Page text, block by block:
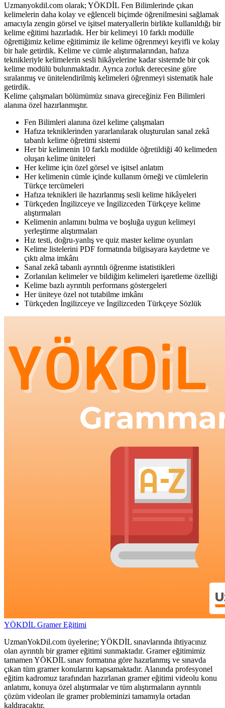
Uzmanyokdil.com olarak; YÖKDİL Fen Bilimlerinde çıkan
kelimelerin daha kolay ve eğlenceli biçimde öğrenilmesini sağlamak
amacıyla zengin görsel ve işitsel materyallerin birlikte kullanıldığı bir
kelime eğitimi hazırladık. Her bir kelimeyi 10 farklı modülle
öğrettiğimiz kelime eğitimimiz ile kelime öğrenmeyi keyifli ve kolay
bir hale getirdik. Kelime ve cümle alıştırmalarından, hafıza
teknikleriyle kelimelerin sesli hikâyelerine kadar sistemde bir çok
kelime modülü bulunmaktadır. Ayrıca zorluk derecesine göre
sıralanmış ve ünitelendirilmiş kelimeleri öğrenmeyi sistematik hale
getirdik.
Kelime çalışmaları bölümümüz sınava gireceğiniz Fen Bilimleri
alanına özel hazırlanmıştır.
Fen Bilimleri alanına özel kelime çalışmaları
Hafıza tekniklerinden yararlanılarak oluşturulan sanal zekâ
tabanlı kelime öğretimi sistemi
Her bir kelimenin 10 farklı modülde öğretildiği 40 kelimeden
oluşan kelime üniteleri
Her kelime için özel görsel ve işitsel anlatım
Her kelimenin cümle içinde kullanım örneği ve cümlelerin
Türkçe tercümeleri
Hafıza teknikleri ile hazırlanmış sesli kelime hikâyeleri
Türkçeden İngilizceye ve İngilizceden Türkçeye kelime
alıştırmaları
Kelimenin anlamını bulma ve boşluğa uygun kelimeyi
yerleştirme alıştırmaları
Hız testi, doğru-yanlış ve quiz master kelime oyunları
Kelime listelerini PDF formatında bilgisayara kaydetme ve
çıktı alma imkânı
Sanal zekâ tabanlı ayrıntılı öğrenme istatistikleri
Zorlanılan kelimeler ve bildiğim kelimeleri işaretleme özelliği
Kelime bazlı ayrıntılı performans göstergeleri
Her üniteye özel not tutabilme imkânı
Türkçeden İngilizceye ve İngilizceden Türkçeye Sözlük
YÖKDİL Gramer Eğitimi
UzmanYokDil.com üyelerine; YÖKDİL sınavlarında ihtiyacınız
olan ayrıntılı bir gramer eğitimi sunmaktadır. Gramer eğitimimiz
tamamen YÖKDİL sınav formatına göre hazırlanmış ve sınavda
çıkan tüm gramer konularını kapsamaktadır. Alanında profesyonel
eğitim kadromuz tarafından hazırlanan gramer eğitimi videolu konu
anlatımı, konuya özel alıştırmalar ve tüm alıştırmaların ayrıntılı
çözüm videoları ile gramer probleminizi tamamıyla ortadan
kaldıracaktır.